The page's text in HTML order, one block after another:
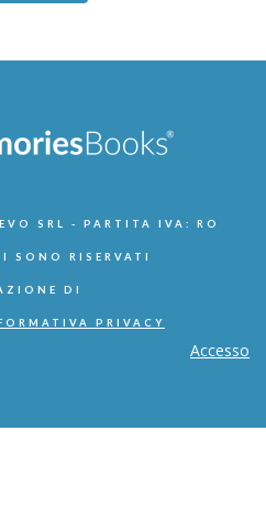
SRL - PARTITA IVA: RO
RISERVATI
DI
PRIVACY
Accesso